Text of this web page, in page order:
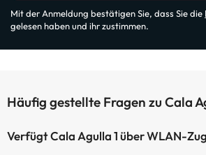
Mit der Anmeldung bestätigen Sie, dass Sie die
gelesen haben und ihr zustimmen.
Häufig gestellte Fragen zu Cala
Verfügt Cala Agulla 1 über WLAN-